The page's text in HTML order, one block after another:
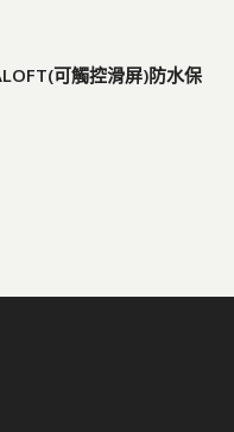
可觸控滑屏)防水保